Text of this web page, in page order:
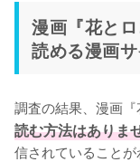
漫画『花と
読める漫画
調査の結果、漫画
読む方法はありま
信されていることが